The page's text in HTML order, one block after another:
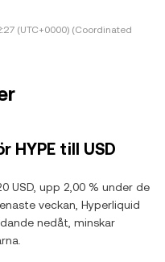
(UTC+0000) (Coordinated
HYPE till USD
USD, upp 2,00 % under de
veckan, Hyperliquid
nedåt, minskar